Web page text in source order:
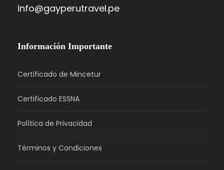
info@gayperutravel.pe
Información Importante
Certificado de Mincetur
Certificado ESSNA
Política de Privacidad
Términos y Condiciones